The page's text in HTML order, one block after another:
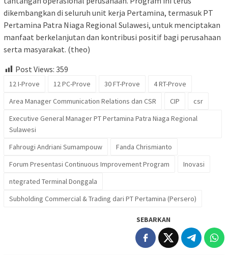
dikembangkan di seluruh unit kerja Pertamina, termasuk PT
Pertamina Patra Niaga Regional Sulawesi, untuk menciptakan
manfaat berkelanjutan dan kontribusi positif bagi perusahaan
serta masyarakat. (theo)
Post Views: 359
12 I-Prove 12 PC-Prove 30 FT-Prove
4 RT-Prove
Area Manager Communication Relations dan CSR
CIP
csr
Executive General Manager PT Pertamina Patra Niaga Regional
Sulawesi
Fahrougi Andriani Sumampouw
Fanda Chrismianto
Forum Presentasi Continuous Improvement Program
Inovasi
ntegrated Terminal Donggala
Subholding Commercial & Trading dari PT Pertamina (Persero)
SEBARKAN